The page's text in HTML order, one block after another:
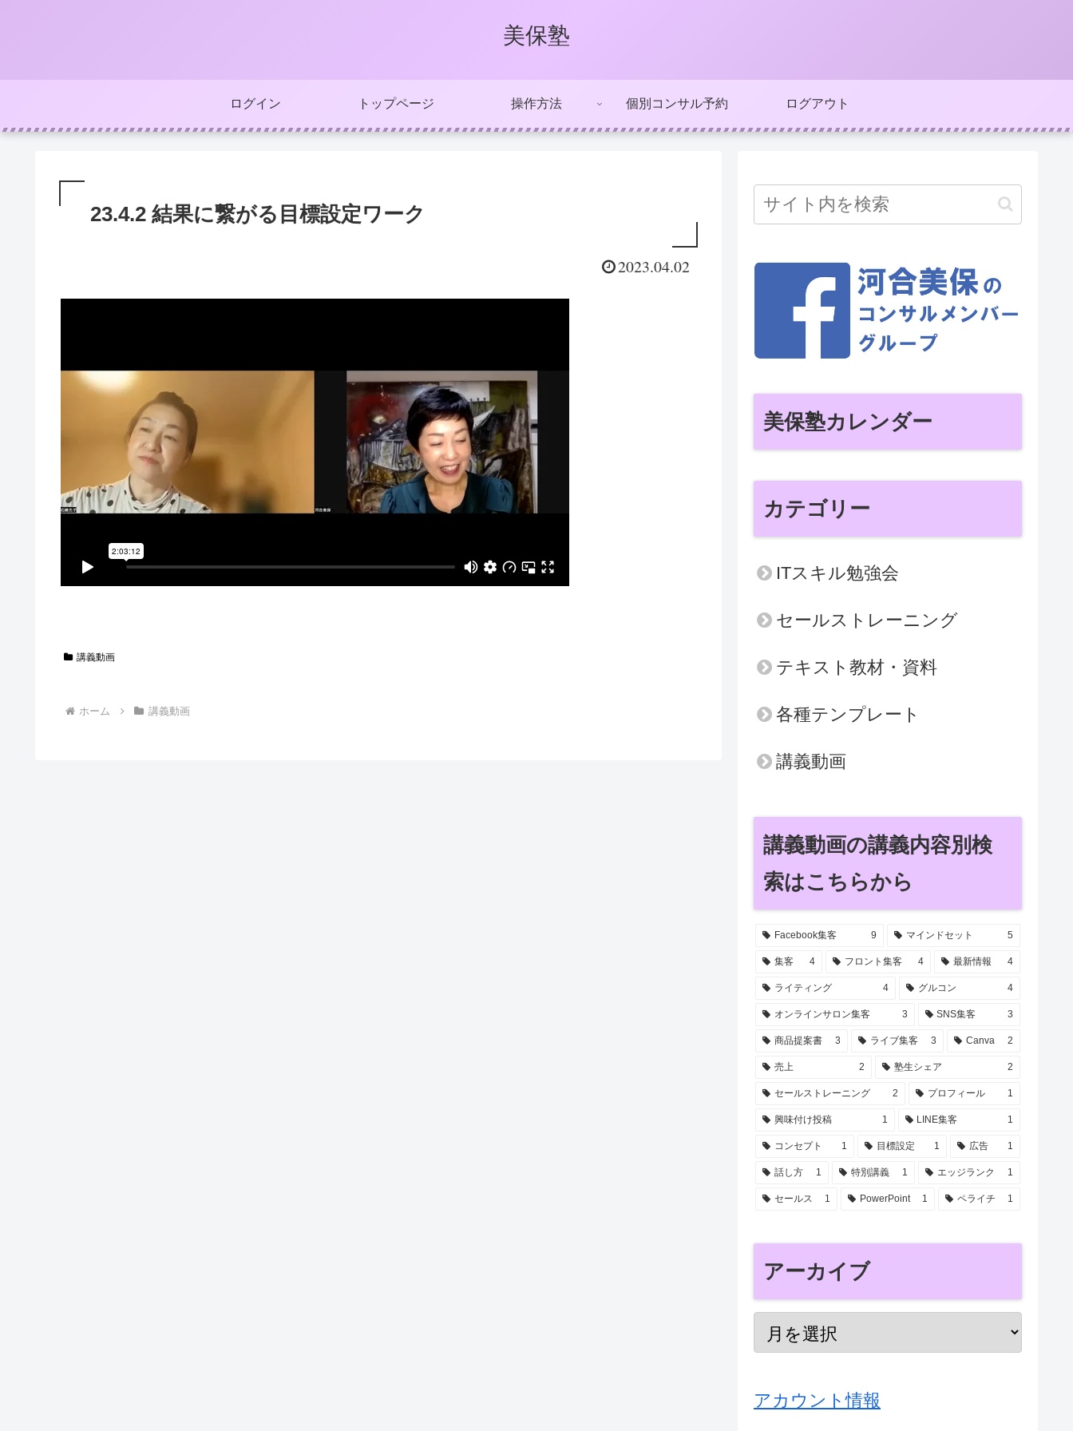
美保塾
ログイン トップページ 操作方法 個別コンサル予約 ログアウト
23.4.2 結果に繋がる目標設定ワーク
2023.04.02
講義動画
ホーム 講義動画
美保塾カレンダー
カテゴリー
ITスキル勉強会
セールストレーニング
テキスト教材・資料
各種テンプレート
講義動画
講義動画の講義内容別検
索はこちらから
Facebook集客 9 マインドセット 5
集客 4 フロント集客 4 最新情報 4
ライティング 4 グルコン 4
オンラインサロン集客 3 SNS集客 3
商品提案書 3 ライブ集客 3 Canva 2
売上 2 塾生シェア 2
セールストレーニング 2 プロフィール 1
興味付け投稿 1 LINE集客 1
コンセプト 1 目標設定 1 広告 1
話し方 1 特別講義 1 エッジランク 1
セールス 1 PowerPoint 1 ペライチ 1
アーカイブ
アカウント情報